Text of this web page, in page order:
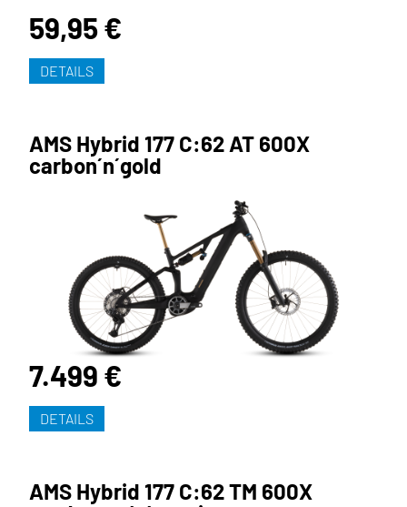
59,95 €
DETAILS
AMS Hybrid 177 C:62 AT 600X
carbon´n´gold
7.499 €
DETAILS
AMS Hybrid 177 C:62 TM 600X